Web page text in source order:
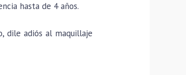
hasta de 4 años.
dile adiós al maquillaje